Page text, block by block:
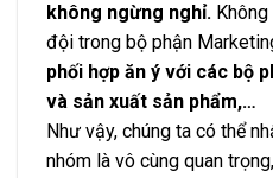
không ngừng nghỉ.
đội trong bộ phận
phối hợp ăn ý với các bộ
và sản xuất sản phẩm,…
Như vậy, chúng ta có thể
nhóm là vô cùng quan